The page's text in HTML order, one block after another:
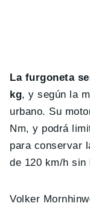
La furgoneta
kg, y según la
urbano. Su
Nm, y podrá
para conservar
de 120 km/h sin
Volker